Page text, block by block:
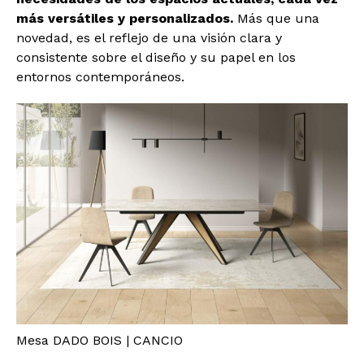
más versátiles y personalizados. Más que una
novedad, es el reflejo de una visión clara y
consistente sobre el diseño y su papel en los
entornos contemporáneos.
Mesa DADO BOIS | CANCIO